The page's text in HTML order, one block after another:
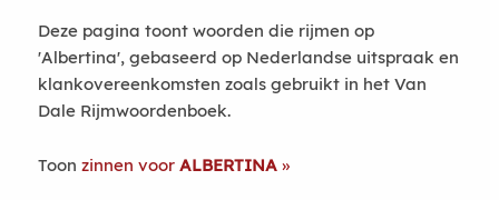
Deze pagina toont woorden die rijmen op
'Albertina', gebaseerd op Nederlandse uitspraak en
klankovereenkomsten zoals gebruikt in het Van
Dale Rijmwoordenboek.
Toon zinnen voor ALBERTINA